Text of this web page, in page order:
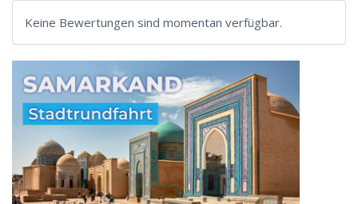
Keine Bewertungen sind momentan verfügbar.